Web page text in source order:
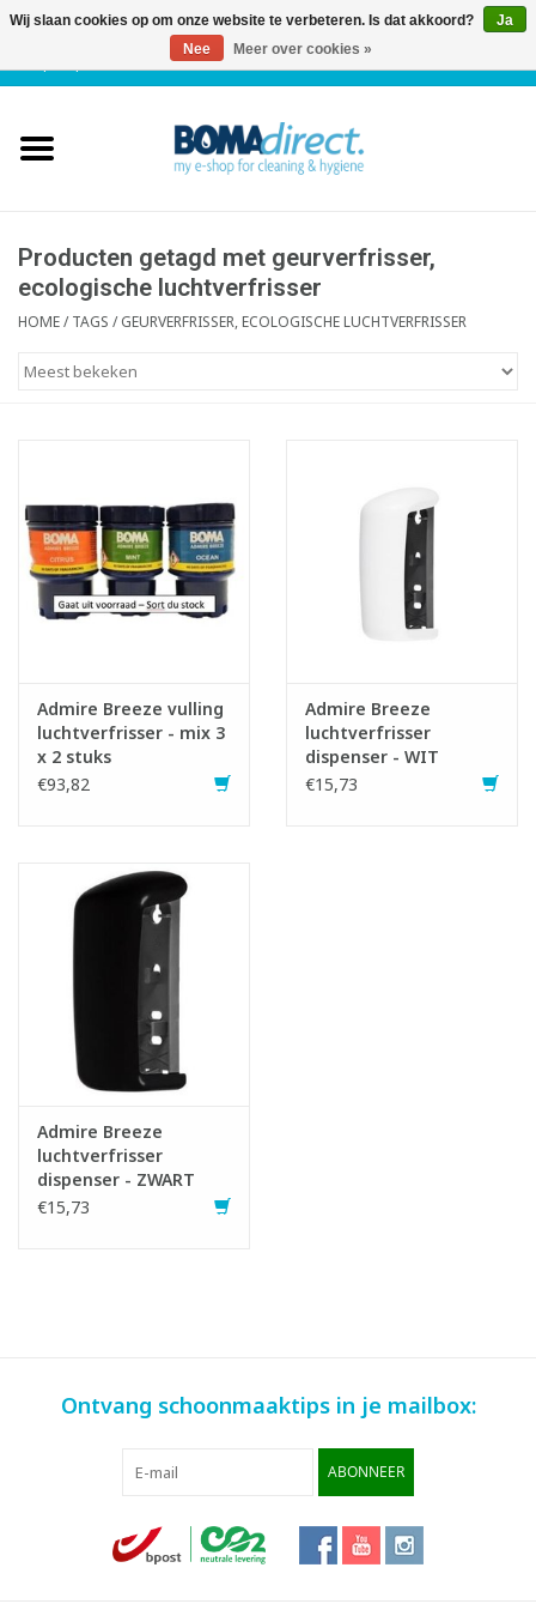
Klantenservice
Blog
Producten getagd met geurverfrisser,
ecologische luchtverfrisser
HOME/TAGS /GEURVERFRISSER, ECOLOGISCHE LUCHTVERFRISSER
Admire Breeze vulling
luchtverfrisser - mix 3
x 2 stuks
€93,82
Admire Breeze
luchtverfrisser
dispenser - WIT
€15,73
Admire Breeze
luchtverfrisser
dispenser - ZWART
€15,73
Ontvang schoonmaaktips in je mailbox:
ABONNEER
Wij slaan cookies op om onze website te verbeteren. Is dat akkoord?
Ja
Nee
Meer over cookies »